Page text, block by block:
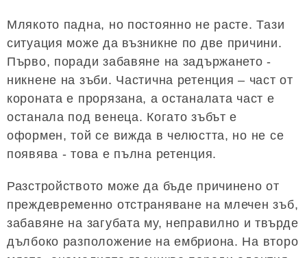
Млякото падна, но постоянно не расте. Тази
ситуация може да възникне по две причини.
Първо, поради забавяне на задържането -
никнене на зъби. Частична ретенция – част от
короната е прорязана, а останалата част е
останала под венеца. Когато зъбът е
оформен, той се вижда в челюстта, но не се
появява - това е пълна ретенция.
Разстройството може да бъде причинено от
преждевременно отстраняване на млечен зъб,
забавяне на загубата му, неправилно и твърде
дълбоко разположение на ембриона. На второ